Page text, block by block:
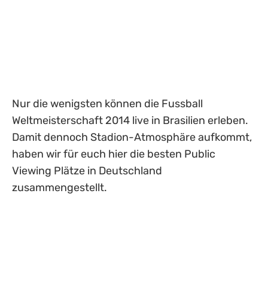
Nur die wenigsten können die Fussball
Weltmeisterschaft 2014 live in Brasilien erleben.
Damit dennoch Stadion-Atmosphäre aufkommt,
haben wir für euch hier die besten Public
Viewing Plätze in Deutschland
zusammengestellt.